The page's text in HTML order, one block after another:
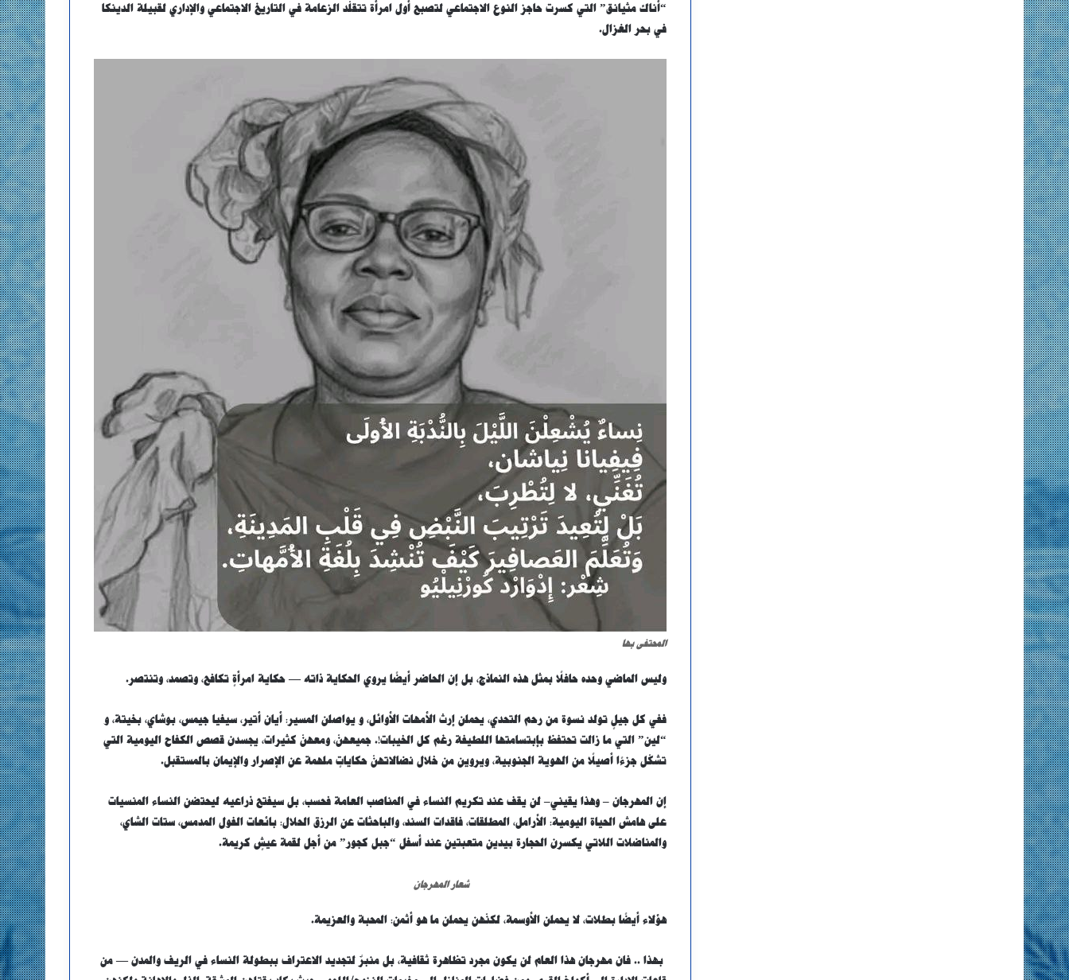
“أناك مثيانق” التي كسرت حاجز النوع الاجتماعي لتصبح أول امرأة تتقلّد الزعامة في التاريخ الاجتماعي والإداري لقبيلة الدينكا
في بحر الغزال.
المحتفى بها
وليس الماضي وحده حافلًا بمثل هذه النماذج، بل إن الحاضر أيضًا يروي الحكاية ذاته — حكاية امرأةٍ تكافح، وتصمد، وتنتصر.
ففي كل جيلٍ تولد نسوة من رحم التحدي، يحملن إرث الأمهات الأوائل، و يواصلن المسير: أيان أتير، سيفيا جيمس، بوشاي، بخيتة، و
“لين” التي ما زالت تحتفظ بإبتسامتها اللطيفة رغم كل الخيبات!. جميعهنّ، ومعهنّ كثيرات، يجسدن قصص الكفاح اليومية التي
تشكّل جزءًا أصيلًا من الهوية الجنوبية، ويروين من خلال نضالاتهنّ حكاياتٍ ملهمة عن الإصرار والإيمان بالمستقبل.
إن المهرجان – وهذا يقيني– لن يقف عند تكريم النساء في المناصب العامة فحسب، بل سيفتح ذراعيه ليحتضن النساء المنسيات
على هامش الحياة اليومية: الأرامل، المطلقات، فاقدات السند، والباحثات عن الرزق الحلال: بائعات الفول المدمس، ستات الشاي،
والمناضلات اللاتي يكسرن الحجارة بيدين متعبتين عند أسفل “جبل كجور” من أجل لقمة عيشٍ كريمة.
شعار المهرجان
هؤلاء أيضًا بطلات، لا يحملن الأوسمة، لكنّهن يحملن ما هو أثمن: المحبة والعزيمة.
بهذا .. فان مهرجان هذا العام لن يكون مجرد تظاهرة ثقافية، بل منبرٌ لتجديد الاعتراف ببطولة النساء في الريف والمدن — من